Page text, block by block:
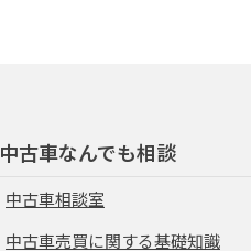
中古車なんでも相談
中古車相談室
中古車売買に関する基礎知識